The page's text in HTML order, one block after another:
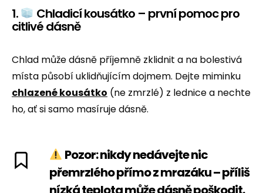
1. Chladicí kousátko – první pomoc pro
citlivé dásně
Chlad může dásně příjemně zklidnit a na bolestivá
místa působí uklidňujícím dojmem. Dejte miminku
chlazené kousátko (ne zmrzlé) z lednice a nechte
ho, ať si samo masíruje dásně.
Pozor: nikdy nedávejte nic
přemrzlého přímo z mrazáku – příliš